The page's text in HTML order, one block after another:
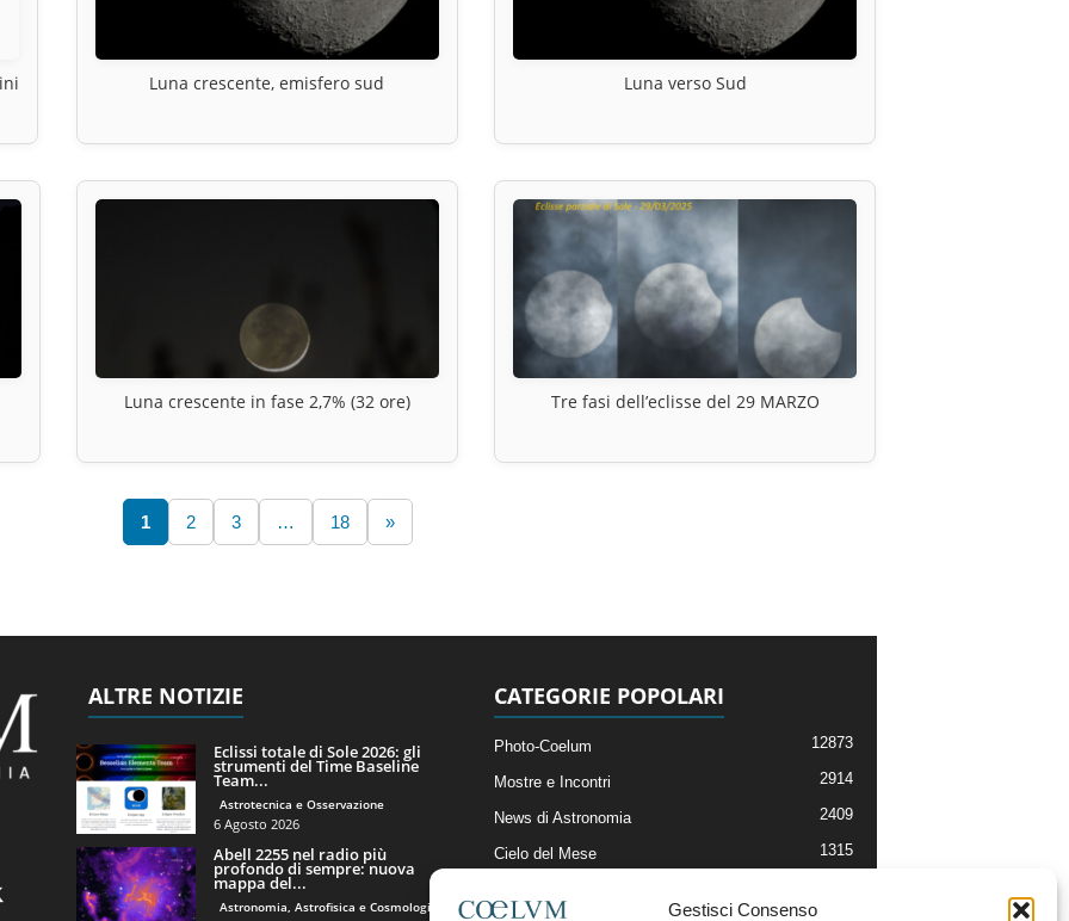
Gestisci Consenso
Luna crescente, emisfero sud Luna verso Sud
Luna crescente in fase 2,7% (32 ore) Tre fasi dell’eclisse del 29 MARZO
1 2 3 … 18 »
ALTRE NOTIZIE
Eclissi totale di Sole 2026: gli
strumenti del Time Baseline
Team...
Astrotecnica e Osservazione
6 Agosto 2026
Abell 2255 nel radio più
profondo di sempre: nuova
mappa del...
Astronomia, Astrofisica e Cosmologia
CATEGORIE POPOLARI
Photo-Coelum 12873
Mostre e Incontri 2914
News di Astronomia 2409
Cielo del Mese 1315